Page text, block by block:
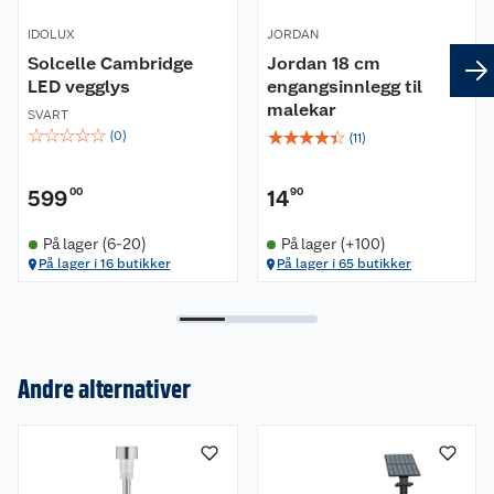
IDOLUX
Solcelle Cambridge
LED vegglys
SVART
☆☆☆☆☆ (0)
59900
På lager (6-20)
På lager i 16 butikker
JORDAN
Jordan 18 cm
engangsinnlegg til
malekar
☆☆☆☆☆ (11)
1490
På lager (+100)
På lager i 65 butikker
Andre alternativer
Kundeservice
Om oss